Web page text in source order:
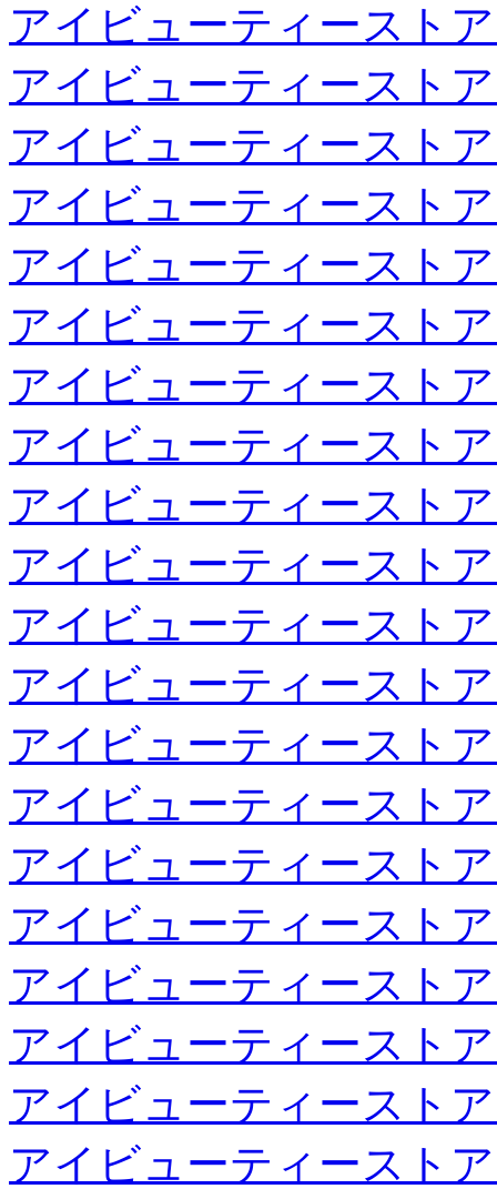
アイビューティースト
アイビューティースト
アイビューティースト
アイビューティースト
アイビューティースト
アイビューティースト
アイビューティースト
アイビューティースト
アイビューティースト
アイビューティースト
アイビューティースト
アイビューティースト
アイビューティースト
アイビューティースト
アイビューティースト
アイビューティースト
アイビューティースト
アイビューティースト
アイビューティースト
アイビューティースト